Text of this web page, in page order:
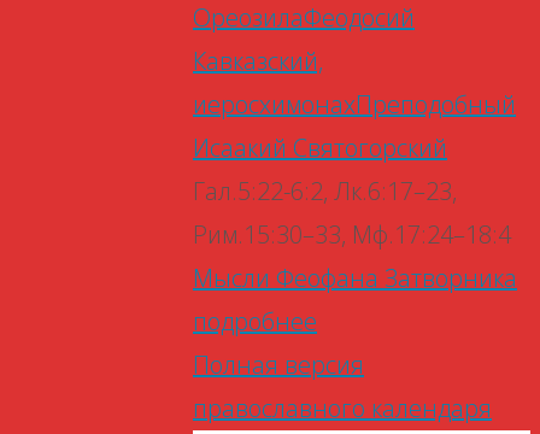
ОреозилаФеодосий
Кавказский,
иеросхимонахПреподобный
Исаакий Святогорский
Гал.5:22-6:2, Лк.6:17–23,
Рим.15:30–33, Мф.17:24–18:4
Мысли Феофана Затворника
подробнее
Полная версия
православного календаря